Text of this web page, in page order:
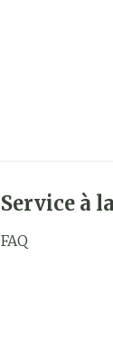
Service à
FAQ